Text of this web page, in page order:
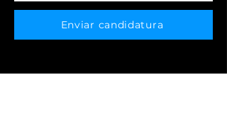
Enviar candidatura